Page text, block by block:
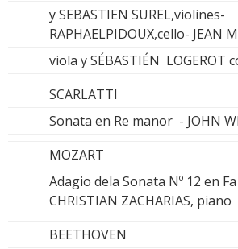
y SEBASTIEN SUREL,violines-
RAPHAELPIDOUX,cello- JEAN
viola y SÉBASTIÉN LOGEROT
SCARLATTI
Sonata en Re manor - JOHN
MOZART
Adagio dela Sonata Nº 12 en
CHRISTIAN ZACHARIAS, piano
BEETHOVEN